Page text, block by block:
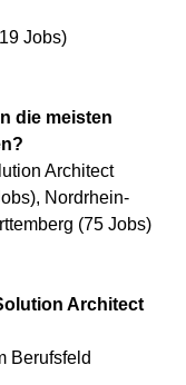
Jobs)
die meisten
Architect
Nordrhein-
(75 Jobs)
Architect
Berufsfeld